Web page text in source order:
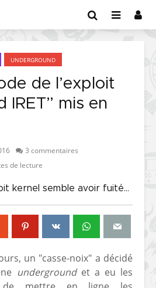
UNDERGROUND
de l’exploit
IRET” mis en
3 commentaires
de lecture
kernel semble avoir fuité...
un "casse-noix" a décidé
undergroundet a eu les